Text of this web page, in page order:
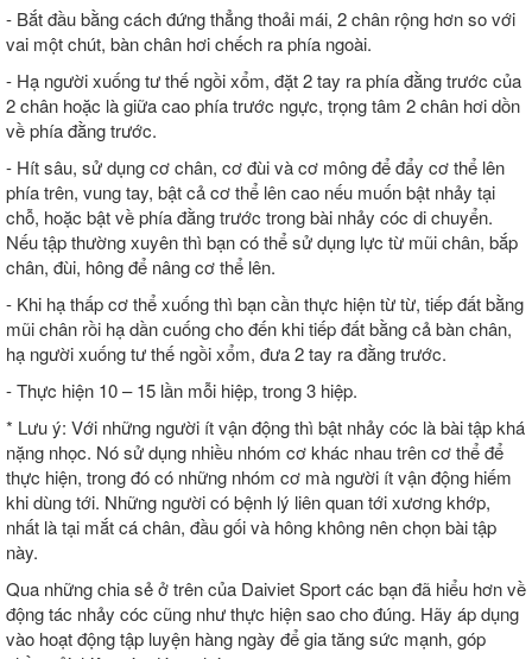
- Bắt đầu bằng cách đứng thẳng thoải mái, 2 chân rộng hơn so với
vai một chút, bàn chân hơi chếch ra phía ngoài.
- Hạ người xuống tư thế ngồi xổm, đặt 2 tay ra phía đằng trước của
2 chân hoặc là giữa cao phía trước ngực, trọng tâm 2 chân hơi dồn
về phía đằng trước.
- Hít sâu, sử dụng cơ chân, cơ đùi và cơ mông để đẩy cơ thể lên
phía trên, vung tay, bật cả cơ thể lên cao nếu muốn bật nhảy tại
chỗ, hoặc bật về phía đằng trước trong bài nhảy cóc di chuyển.
Nếu tập thường xuyên thì bạn có thể sử dụng lực từ mũi chân, bắp
chân, đùi, hông để nâng cơ thể lên.
- Khi hạ thấp cơ thể xuống thì bạn cần thực hiện từ từ, tiếp đất bằng
mũi chân rồi hạ dần cuống cho đến khi tiếp đất bằng cả bàn chân,
hạ người xuống tư thế ngồi xổm, đưa 2 tay ra đằng trước.
- Thực hiện 10 – 15 lần mỗi hiệp, trong 3 hiệp.
* Lưu ý: Với những người ít vận động thì bật nhảy cóc là bài tập khá
nặng nhọc. Nó sử dụng nhiều nhóm cơ khác nhau trên cơ thể để
thực hiện, trong đó có những nhóm cơ mà người ít vận động hiếm
khi dùng tới. Những người có bệnh lý liên quan tới xương khớp,
nhất là tại mắt cá chân, đầu gối và hông không nên chọn bài tập
này.
Qua những chia sẻ ở trên của Daiviet Sport các bạn đã hiểu hơn về
động tác nhảy cóc cũng như thực hiện sao cho đúng. Hãy áp dụng
vào hoạt động tập luyện hàng ngày để gia tăng sức mạnh, góp